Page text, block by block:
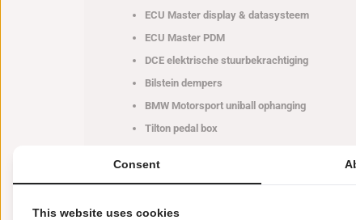
ECU Master display & datasysteem
ECU Master PDM
DCE elektrische stuurbekrachtiging
Bilstein dempers
BMW Motorsport uniball ophanging
Tilton pedal box
Daarnaast is de auto rijk uitgevoerd met
Consent
This website uses cookies